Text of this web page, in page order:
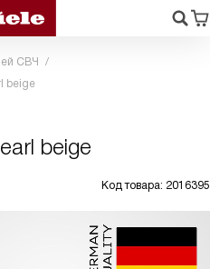
СВЧ
beige
beige
Код товара: 2016395